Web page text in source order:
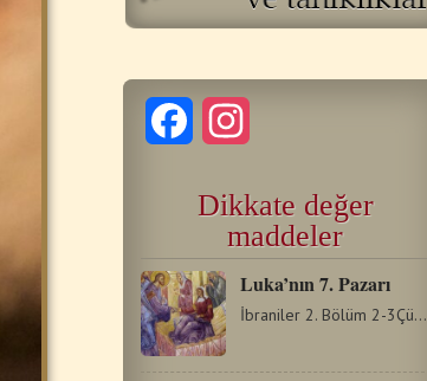
Facebook
Dikkate değer
maddeler
Luka’nın 7. Pazarı
İbraniler 2. Bölüm 2-3Çünkü melekler aracılığıyla…